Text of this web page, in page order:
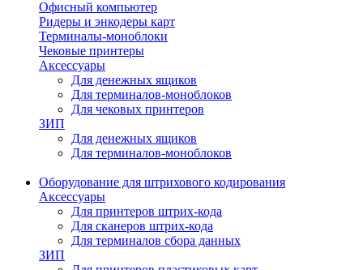
Офисный компьютер
Ридеры и энкодеры карт
Терминалы-моноблоки
Чековые принтеры
Аксессуары
Для денежных ящиков
Для терминалов-моноблоков
Для чековых принтеров
ЗИП
Для денежных ящиков
Для терминалов-моноблоков
Оборудование для штрихового кодирования
Аксессуары
Для принтеров штрих-кода
Для сканеров штрих-кода
Для терминалов сбора данных
ЗИП